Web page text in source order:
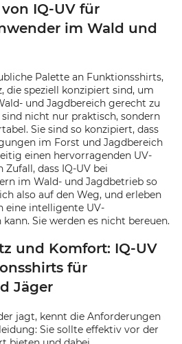
IQ-UV für
im Wald und
Palette an Funktionsshirts,
die speziell konzipiert sind, um
und Jagdbereich gerecht zu
nicht nur praktisch, sondern
Sie sind so konzipiert, dass
im Forst und Jagdbereich
einen hervorragenden UV-
Zufall, dass IQ-UV bei
im Wald- und Jagdbetrieb so
also auf den Weg, und erleben
eine intelligente UV-
Sie werden es nicht bereuen.
und Komfort: IQ-UV
für
Jäger
jagt, kennt die Anforderungen
Sie sollte effektiv vor der